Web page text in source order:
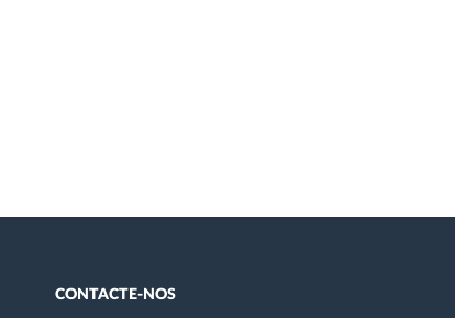
CONTACTE-NOS